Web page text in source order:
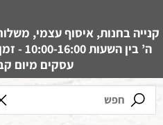
קנייה בחנות, איסוף עצמי,
עסקים מיום